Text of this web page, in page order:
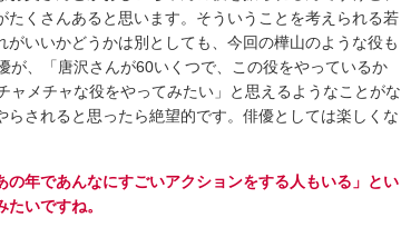
くさんあると思います。そういうことを考えられる若
いいかどうかは別としても、今回の樺山のような役も
が、「唐沢さんが60いくつで、この役をやっているか
ャメチャな役をやってみたい」と思えるようなことがな
されると思ったら絶望的です。俳優としては楽しくな
の年であんなにすごいアクションをする人もいる」とい
いですね。